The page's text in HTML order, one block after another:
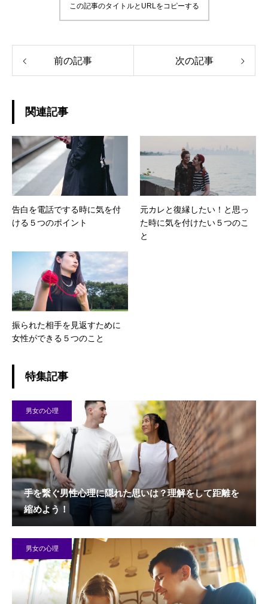
この記事のタイトルとURLをコピーする
前の記事 次の記事
関連記事
告白を電話でする時に気を付
ける５つのポイント
元カレと復縁したい！と思っ
た時に気を付けたい５つのこ
と
振られた相手を見返すために
女性ができる５つのこと
特集記事
男女の心理
手を繋ぐ男性心理に隠れた思いは？理解をして距離を
縮めよう！
男女の心理